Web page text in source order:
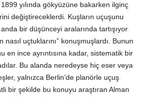
yılında gökyüzüne bakarken ilginç
değiştireceklerdi. Kuşların uçuşunu
bir düşünceyi aralarında tartışıyor
nasıl uçtuklarını” konuşmuşlardı. Bunun
en ince ayrıntısına kadar, sistematik bir
Bu alanda neredeyse hiç eser veya
yalnızca Berlin’de planörle uçuş
bir şekilde bu konuyu araştıran Alman